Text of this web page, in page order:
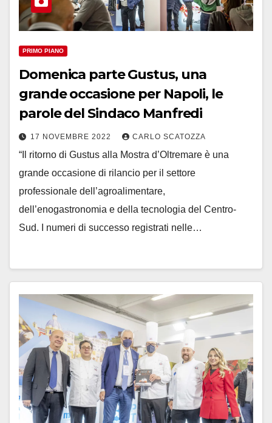
PRIMO PIANO
Domenica parte Gustus, una
grande occasione per Napoli, le
parole del Sindaco Manfredi
17 NOVEMBRE 2022 CARLO SCATOZZA
“Il ritorno di Gustus alla Mostra d’Oltremare è una
grande occasione di rilancio per il settore
professionale dell’agroalimentare,
dell’enogastronomia e della tecnologia del Centro-
Sud. I numeri di successo registrati nelle…